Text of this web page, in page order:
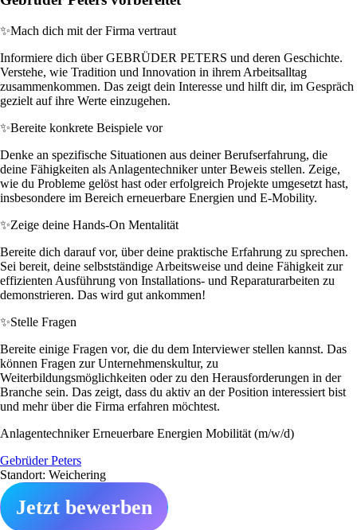
✨Mach dich mit der Firma vertraut
Informiere dich über GEBRÜDER PETERS und deren Geschichte.
Verstehe, wie Tradition und Innovation in ihrem Arbeitsalltag
zusammenkommen. Das zeigt dein Interesse und hilft dir, im Gespräch
gezielt auf ihre Werte einzugehen.
✨Bereite konkrete Beispiele vor
Denke an spezifische Situationen aus deiner Berufserfahrung, die
deine Fähigkeiten als Anlagentechniker unter Beweis stellen. Zeige,
wie du Probleme gelöst hast oder erfolgreich Projekte umgesetzt hast,
insbesondere im Bereich erneuerbare Energien und E-Mobility.
✨Zeige deine Hands-On Mentalität
Bereite dich darauf vor, über deine praktische Erfahrung zu sprechen.
Sei bereit, deine selbstständige Arbeitsweise und deine Fähigkeit zur
effizienten Ausführung von Installations- und Reparaturarbeiten zu
demonstrieren. Das wird gut ankommen!
✨Stelle Fragen
Bereite einige Fragen vor, die du dem Interviewer stellen kannst. Das
können Fragen zur Unternehmenskultur, zu
Weiterbildungsmöglichkeiten oder zu den Herausforderungen in der
Branche sein. Das zeigt, dass du aktiv an der Position interessiert bist
und mehr über die Firma erfahren möchtest.
Anlagentechniker Erneuerbare Energien Mobilität (m/w/d)
Gebrüder Peters
Standort: Weichering
Jetzt bewerben